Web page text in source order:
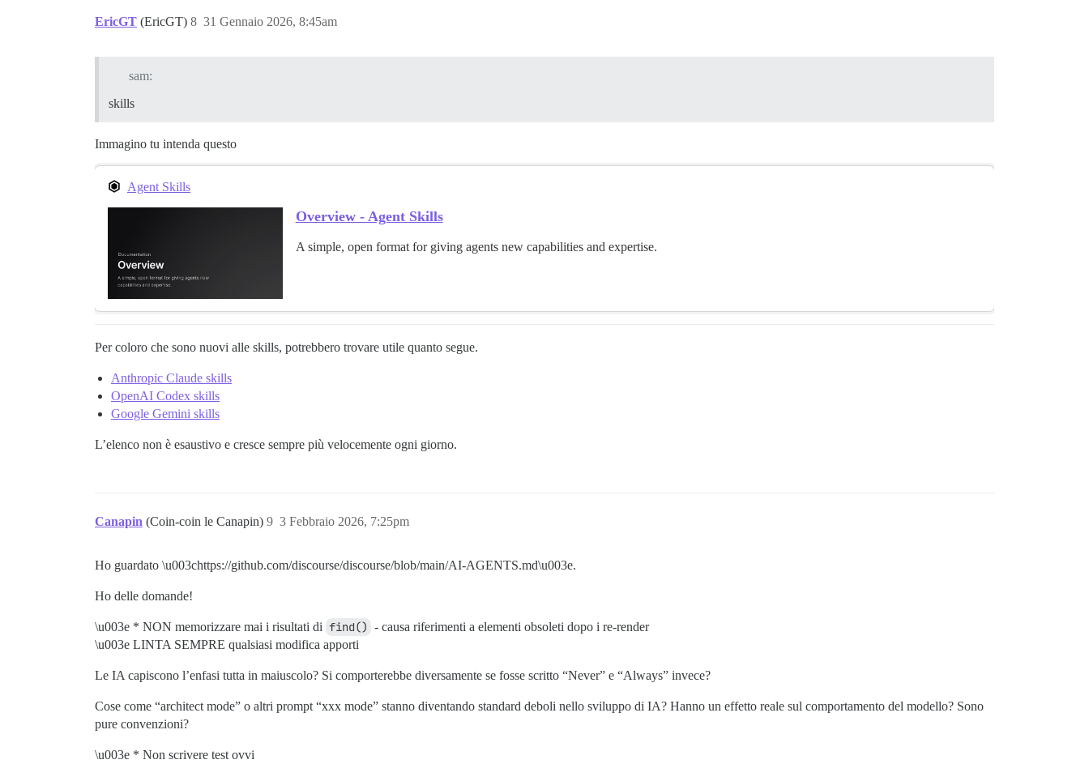
EricGT (EricGT) 31 Gennaio 2026, 8:45am
8
sam:
skills
Immagino tu intenda questo
Agent Skills
Overview - Agent Skills
A simple, open format for giving agents new capabilities and expertise.
Per coloro che sono nuovi alle skills, potrebbero trovare utile quanto segue.
Anthropic Claude skills
OpenAI Codex skills
Google Gemini skills
L’elenco non è esaustivo e cresce sempre più velocemente ogni giorno.
Canapin (Coin-coin le Canapin) 3 Febbraio 2026, 7:25pm
9
Ho guardato \u003chttps://github.com/discourse/discourse/blob/main/AI-AGENTS.md\u003e.
Ho delle domande!
\u003e * NON memorizzare mai i risultati di find() - causa riferimenti a elementi obsoleti dopo i re-render
\u003e LINTA SEMPRE qualsiasi modifica apporti
Le IA capiscono l’enfasi tutta in maiuscolo? Si comporterebbe diversamente se fosse scritto “Never” e “Always” invece?
Cose come “architect mode” o altri prompt “xxx mode” stanno diventando standard deboli nello sviluppo di IA? Hanno un effetto reale sul comportamento del modello? Sono
pure convenzioni?
\u003e * Non scrivere test ovvi